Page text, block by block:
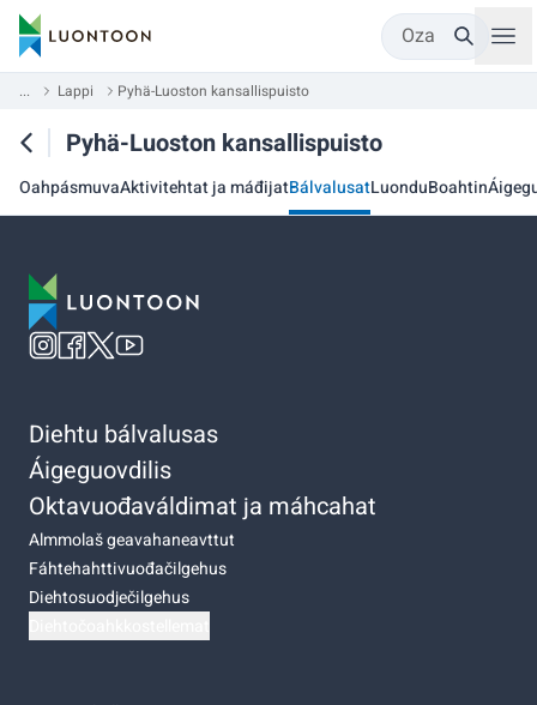
Oza
... Lappi Pyhä-Luoston kansallispuisto
Pyhä-Luoston kansallispuisto
OahpásmuvaAktivitehtat ja máđijatBálvalusatLuonduBoahtin
Diehtu bálvalusas
Áigeguovdilis
Oktavuođaváldimat ja máhcahat
Almmolaš geavahaneavttut
Fáhtehahttivuođačilgehus
Diehtosuodječilgehus